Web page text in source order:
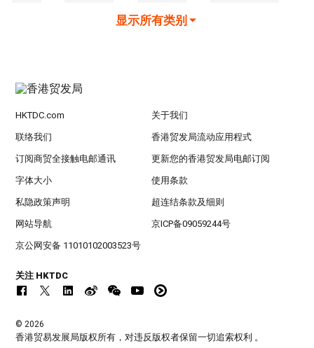
显示所有类别
HKTDC.com 关于我们
联络我们 香港贸发局流动应用程式
订阅商贸全接触电邮通讯 更新您的香港贸发局电邮订阅
字体大小 使用条款
私隐政策声明 超连结条款及细则
网站导航 京ICP备09059244号
京公网安备 11010102003523号
关注 HKTDC
© 2026
香港贸易发展局版权所有，对违反版权者保留一切追索权利 。